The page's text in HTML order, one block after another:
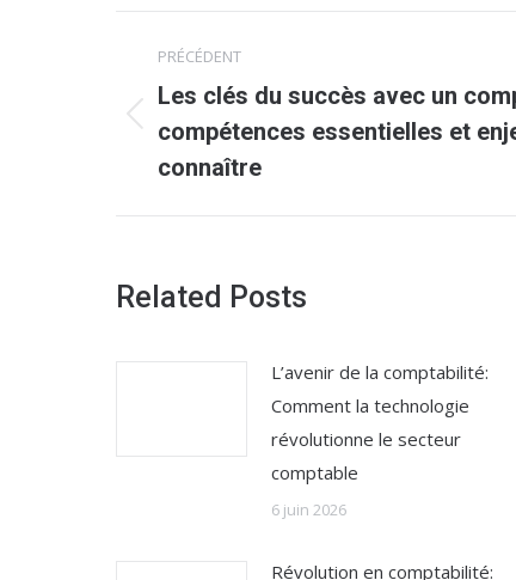
Navigation
article
PRÉCÉDENT
Article
précédent
Les clés du succès avec un
compétences essentielles et
connaître
Related Posts
L’avenir de la comptabilité:
Comment la technologie
révolutionne le secteur
comptable
6 juin 2026
Révolution en comptabilité: